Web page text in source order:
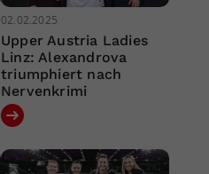
02.02.2025
Upper Austria Ladies
Linz: Alexandrova
triumphiert nach
Nervenkrimi